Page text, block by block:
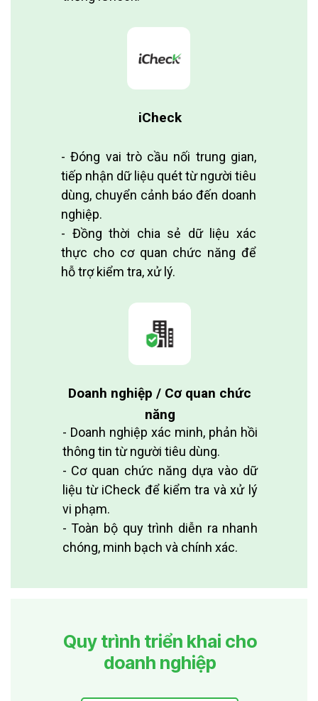
iCheck
- Đóng vai trò cầu nối trung gian,
tiếp nhận dữ liệu quét từ người tiêu
dùng, chuyển cảnh báo đến doanh
nghiệp.
- Đồng thời chia sẻ dữ liệu xác
thực cho cơ quan chức năng để
hỗ trợ kiểm tra, xử lý.
Doanh nghiệp / Cơ quan chức
năng
- Doanh nghiệp xác minh, phản hồi
thông tin từ người tiêu dùng.
- Cơ quan chức năng dựa vào dữ
liệu từ iCheck để kiểm tra và xử lý
vi phạm.
- Toàn bộ quy trình diễn ra nhanh
chóng, minh bạch và chính xác.
Quy trình triển khai cho
doanh nghiệp